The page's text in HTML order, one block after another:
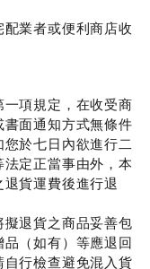
配業者或便利商店收
一項規定，在收受商
面通知方式無條件
於七日內欲進行二
定正當事由外，本
貨運費後進行退
擬退貨之商品妥善包
（如有）等應退回
行檢查避免混入貨